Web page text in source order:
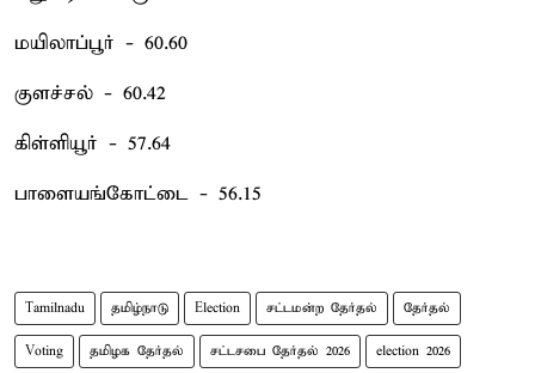
மயிலாப்பூர் - 60.60
குளச்சல் - 60.42
கிள்ளியூர் - 57.64
பாளையங்கோட்டை - 56.15
Tamilnadu தமிழ்நாடு Election சட்டமன்ற தேர்தல் தேர்தல்
Voting தமிழக தேர்தல் சட்டசபை தேர்தல் 2026 election 2026